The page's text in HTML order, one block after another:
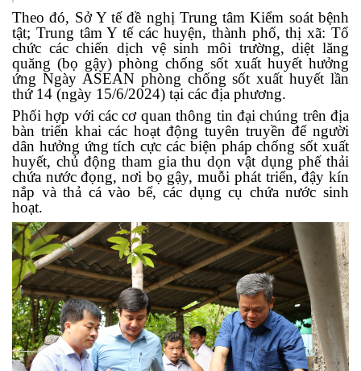
Theo đó, Sở Y tế đề nghị Trung tâm Kiểm soát bệnh
tật; Trung tâm Y tế các huyện, thành phố, thị xã: Tổ
chức các chiến dịch vệ sinh môi trường, diệt lăng
quăng (bọ gậy) phòng chống sốt xuất huyết hưởng
ứng Ngày ASEAN phòng chống sốt xuất huyết lần
thứ 14 (ngày 15/6/2024) tại các địa phương.
Phối hợp với các cơ quan thông tin đại chúng trên địa
bàn triển khai các hoạt động tuyên truyền để người
dân hưởng ứng tích cực các biện pháp chống sốt xuất
huyết, chủ động tham gia thu dọn vật dụng phế thải
chứa nước đọng, nơi bọ gậy, muỗi phát triển, đậy kín
nắp và thả cá vào bể, các dụng cụ chứa nước sinh
hoạt.